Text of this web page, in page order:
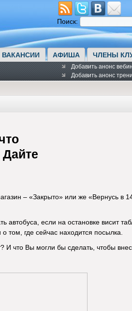
Поиск:
ВАКАНСИИ АФИША ЧЛЕНЫ
Добавить анонс
Добавить анонс
– «Закрыто» или же «Вернусь в
автобуса, если на остановке висит
том, где сейчас находится посылка.
что Вы могли бы сделать, чтобы